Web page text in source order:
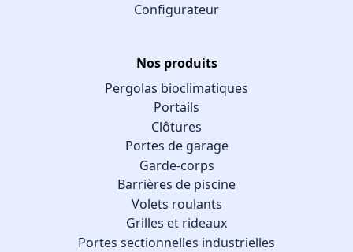
Configurateur
Nos produits
Pergolas bioclimatiques
Portails
Clôtures
Portes de garage
Garde-corps
Barrières de piscine
Volets roulants
Grilles et rideaux
Portes sectionnelles industrielles